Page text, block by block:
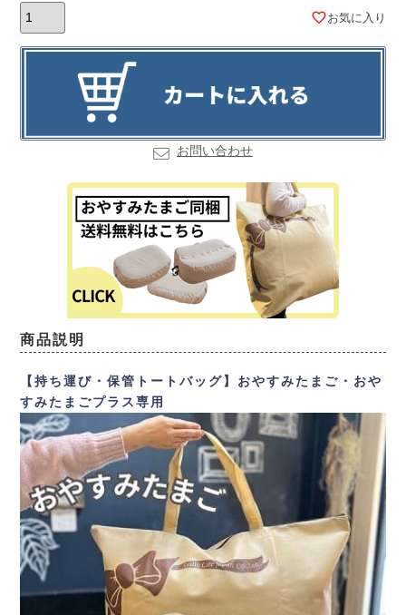
お気に入り
お問い合わせ
商品説明
【持ち運び・保管トートバッグ】おやすみたまご・おや
すみたまごプラス専用